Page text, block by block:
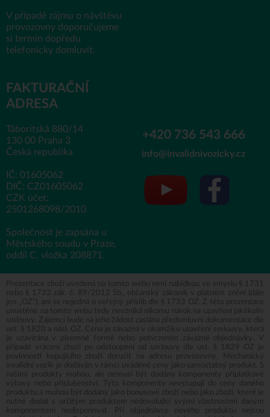
FAKTURAČNÍ
ADRESA
Táboritská 880/14
130 00 Praha 3
Česká republika
IČ: 01605062
DIČ: CZ01605062
CZK účet:
2501268098/2010
Společnost je zapsána u
Městského soudu v Praze,
oddíl C, vložka 208871.
V případě zájmu o návštěvu
provozovny doporučujeme
si termín dopředu
telefonicky domluvit.
+420 736 543 666
info@invalidnivozicky.cz
Prezentace zboží uvedená na tomto webu není nabídkou ve smyslu § 1731
nebo § 1732 zák. č. 89/2012 Sb., občanský zákoník v platném znění (dále
jen „OZ“), ani se nejedná o veřejný příslib dle § 1733 OZ. Z této prezentace
umístěné na tomto webu tedy nevzniká nikomu nárok na uzavření jakékoliv
smlouvy. Zájemci bude na jeho žádost zaslána předsmluvní dokumentace dle
ust. § 1820 a násl. OZ. Cena je závazná v okamžiku uzavření smlouvy, která
je uzavírána v písemné formě nebo potvrzením závazné objednávky. V
případě vrácení zboží po odstoupení od smlouvy dle ust. § 1829 OZ je
povinností kupujícího zboží doručit na adresu provozovny. Mechanický
invalidní vozík je dodáván v rámci uváděné ceny jako samostatný produkt. S
našimi produkty mohou, ale nemusí být dodány komponenty příplatkové
výbavy nebo příslušenství. Tyto komponenty nevstupují do ceny daného
produktu a mohou být dodány jako bonusové zboží nebo jako zboží, které je
nutné dodat s určitým produktem nedovolující svými vlastnostmi daným
komponentem nedisponovat. Při objednávce nového produktu nejsou